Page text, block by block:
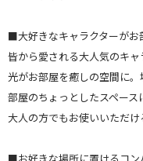
■大好きなキャラクターがお
皆から愛される大人気のキ
光がお部屋を癒しの空間に
部屋のちょっとしたスペー
大人の方でもお使いいただけ